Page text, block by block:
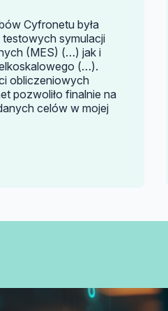
Cyfronetu była
symulacji
(MES) (…) jak i
(…).
obliczeniowych
pozwoliło finalnie na
celów w mojej